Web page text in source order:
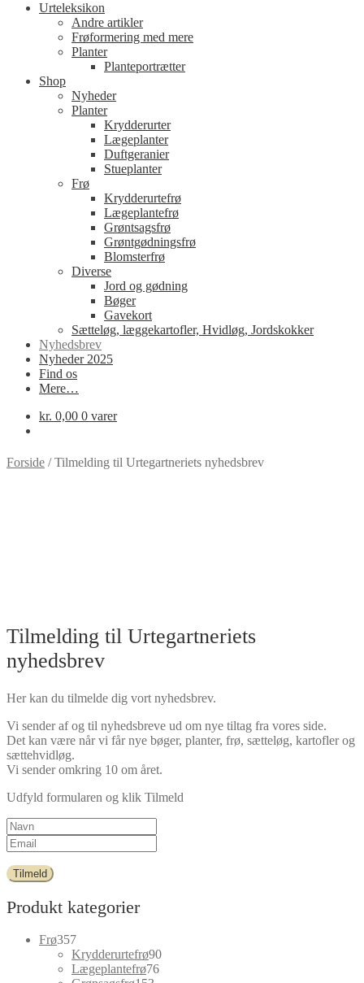
Urteleksikon
Andre artikler
Frøformering med mere
Planter
Planteportrætter
Shop
Nyheder
Planter
Krydderurter
Lægeplanter
Duftgeranier
Stueplanter
Frø
Krydderurtefrø
Lægeplantefrø
Grøntsagsfrø
Grøntgødningsfrø
Blomsterfrø
Diverse
Jord og gødning
Bøger
Gavekort
Sætteløg, læggekartofler, Hvidløg, Jordskokker
Nyhedsbrev
Nyheder 2025
Find os
Mere…
kr. 0,00 0 varer
Forside /Tilmelding til Urtegartneriets nyhedsbrev
Tilmelding til Urtegartneriets
nyhedsbrev
Her kan du tilmelde dig vort nyhedsbrev.
Vi sender af og til nyhedsbreve ud om nye tiltag fra vores side.
Det kan være når vi får nye bøger, planter, frø, sætteløg, kartofler og
sættehvidløg.
Vi sender omkring 10 om året.
Udfyld formularen og klik Tilmeld
Tilmeld
Produkt kategorier
Frø357357
varer
Krydderurtefrø9090
Lægeplantefrø7676